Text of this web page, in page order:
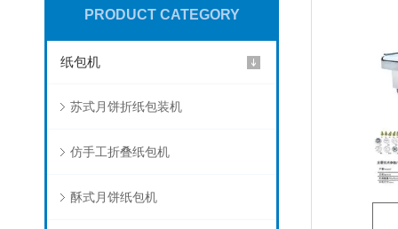
PRODUCT CATEGORY
纸包机
苏式月饼折纸包装机
仿手工折叠纸包机
酥式月饼纸包机